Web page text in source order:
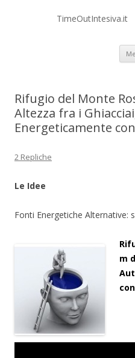
Time Out
il tempo e la memoria in terapia
TimeOutIntesiva.it
Rifugio del Monte
Altezza fra i
Energeticamente
2 Repliche
Le Idee
Fonti Energetiche Alternative:
m